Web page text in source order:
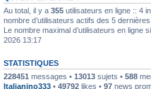
Au total, il y a 355 utilisateurs en ligne :: 4
nombre d’utilisateurs actifs des 5
Le nombre maximal d’utilisateurs en ligne
2026 13:17
STATISTIQUES
228451 messages • 13013 sujets • 588
Italianino333 • 49792 likes • 97 news